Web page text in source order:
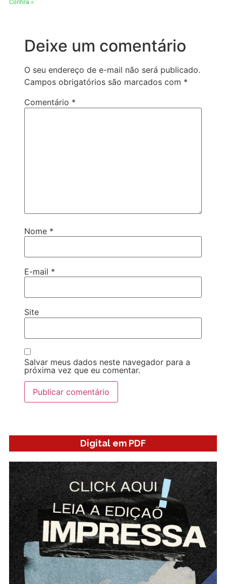
Confira »
Deixe um comentário
O seu endereço de e-mail não será publicado.
Campos obrigatórios são marcados com *
Comentário *
Nome *
E-mail *
Site
Salvar meus dados neste navegador para a
próxima vez que eu comentar.
Digital em PDF